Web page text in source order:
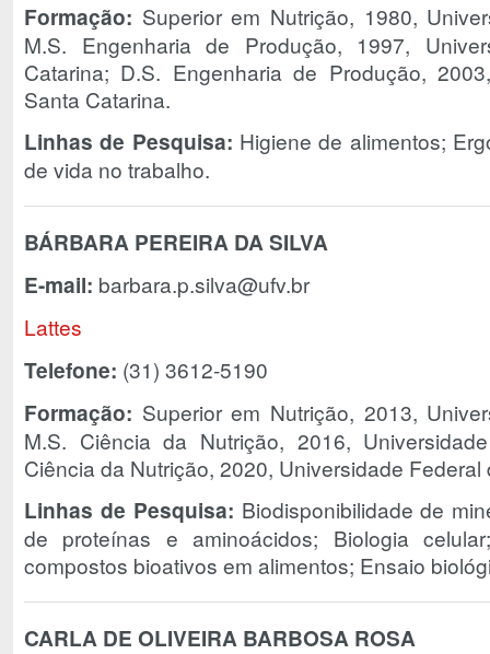
Formação: Superior em Nutrição, 1980,
M.S. Engenharia de Produção, 1997,
Catarina; D.S. Engenharia de Produção,
Santa Catarina.
Linhas de Pesquisa: Higiene de alimentos;
de vida no trabalho.
BÁRBARA PEREIRA DA SILVA
E-mail: barbara.p.silva@ufv.br
Lattes
Telefone: (31) 3612-5190
Formação: Superior em Nutrição, 2013,
M.S. Ciência da Nutrição, 2016,
Ciência da Nutrição, 2020, Universidade Federal
Linhas de Pesquisa: Biodisponibilidade de
de proteínas e aminoácidos; Biologia
compostos bioativos em alimentos; Ensaio
CARLA DE OLIVEIRA BARBOSA ROSA